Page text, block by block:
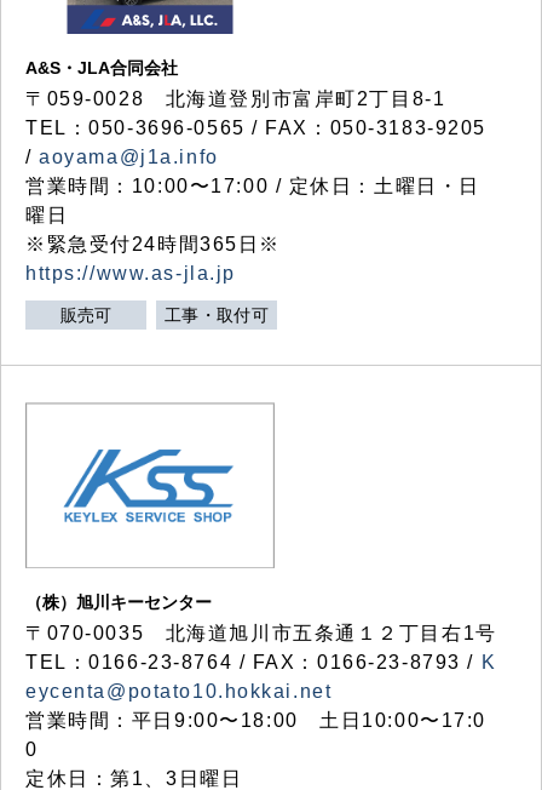
A&S・JLA合同会社
〒 059-0028 北海道登別市富岸町2丁目 8-1
TEL：050-3696-0565 / FAX：050-3183-9205
/aoyama@j1a.info
営業時間：10:00〜17:00 / 定休日：土曜日・日
曜日
※緊急受付24時間365日※
https://www.as-jla.jp
販売可 工事・取付可
（株）旭川キーセンター
〒070-0035 北海道旭川市五条通１２丁目右1号
TEL：0166-23-8764 / FAX：0166-23-8793 / K
eycenta@potato10.hokkai.net
営業時間：平日9:00〜18:00 土日10:00〜17:0
0
定休日：第1、3日曜日